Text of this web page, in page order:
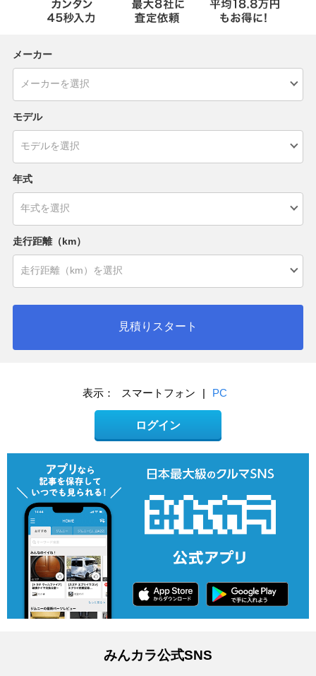
メーカー
モデル
年式
走行距離（km）
見積りスタート
表示： スマートフォン | PC
ログイン
みんカラ公式SNS